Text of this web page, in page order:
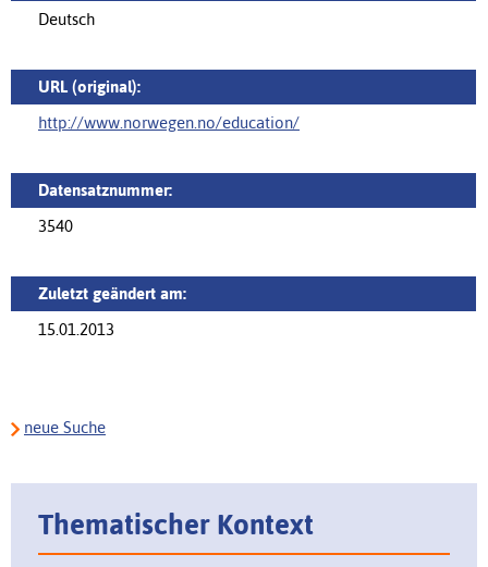
Deutsch
URL (original):
http://www.norwegen.no/education/
Datensatznummer:
3540
Zuletzt geändert am:
15.01.2013
neue Suche
Thematischer Kontext